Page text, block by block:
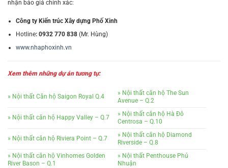
nhận báo giá chính xác:
Công ty Kiến trúc Xây dựng Phố Xinh
Hotline: 0932 770 838(Mr. Hùng)
www.nhaphoxinh.vn
Xem thêm những dự án tương tự:
» Nội thất Căn hộ Saigon Royal Q.4
» Nội thất căn hộ The Sun
Avenue – Q.2
» Nội thất căn hộ Happy Valley – Q.7
» Nội thất căn hộ Hà Đô
Centrosa – Q.10
» Nội thất căn hộ Riviera Point – Q.7
» Nội thất căn hộ Diamond
Riverside – Q.8
» Nội thất căn hộ Vinhomes Golden
River Bason – Q.1
» Nội thất Penthouse Phú
Nhuận